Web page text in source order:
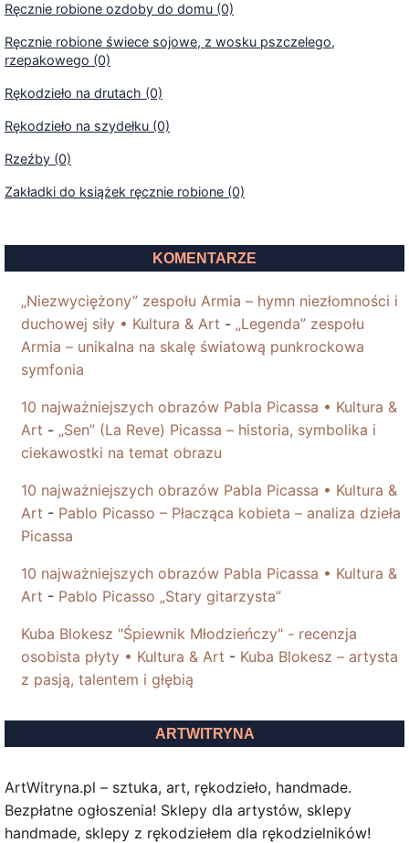
Ręcznie robione ozdoby do domu (0)
Ręcznie robione świece sojowe, z wosku pszczelego,
rzepakowego (0)
Rękodzieło na drutach (0)
Rękodzieło na szydełku (0)
Rzeźby (0)
Zakładki do książek ręcznie robione (0)
KOMENTARZE
„Niezwyciężony” zespołu Armia – hymn niezłomności i
duchowej siły • Kultura & Art - „Legenda” zespołu
Armia – unikalna na skalę światową punkrockowa
symfonia
10 najważniejszych obrazów Pabla Picassa • Kultura &
Art - „Sen” (La Reve) Picassa – historia, symbolika i
ciekawostki na temat obrazu
10 najważniejszych obrazów Pabla Picassa • Kultura &
Art - Pablo Picasso – Płacząca kobieta – analiza dzieła
Picassa
10 najważniejszych obrazów Pabla Picassa • Kultura &
Art - Pablo Picasso „Stary gitarzysta”
Kuba Blokesz "Śpiewnik Młodzieńczy" - recenzja
osobista płyty • Kultura & Art - Kuba Blokesz – artysta
z pasją, talentem i głębią
ARTWITRYNA
ArtWitryna.pl – sztuka, art, rękodzieło, handmade.
Bezpłatne ogłoszenia! Sklepy dla artystów, sklepy
handmade, sklepy z rękodziełem dla rękodzielników!